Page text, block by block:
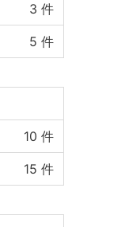
3 件
5 件
10 件
15 件